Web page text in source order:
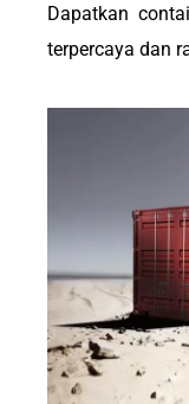
Dapatkan
terpercaya dan